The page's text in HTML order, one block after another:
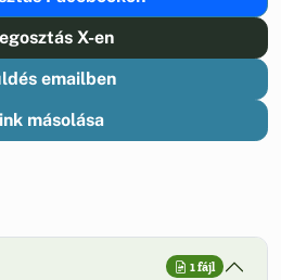
X-en
emailben
másolása
1 fájl